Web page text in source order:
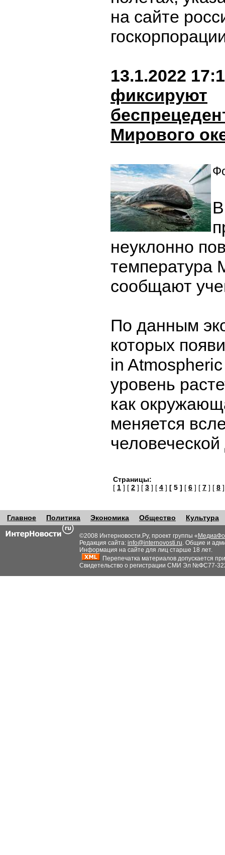
на сайте
13.1.2022
фиксируют
Мирового
неуклонно
температура
сообщают
По данным
которых
in
уровень
как
меняется
Страницы:
[ 1 ] [ 2 ] [ 3 ] [ 4 ] [ 5 ] [ 6 ] [ 7 ] [ 8
Главное Политика Экономика Общество Культура
©2008 Интерновости.Ру, проект группы «
Редакция сайта: info@internovosti.ru. Общие и
Информация на сайте для лиц старше 18 лет.
Перепечатка материалов допускается
Свидетельство о регистрации СМИ Эл №ФС77-